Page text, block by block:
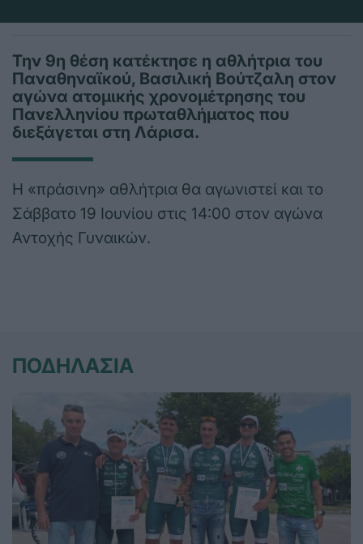
Την 9η θέση κατέκτησε η αθλήτρια του
Παναθηναϊκού, Βασιλική Βούτζαλη στον
αγώνα ατομικής χρονομέτρησης του
Πανελληνίου πρωταθλήματος που
διεξάγεται στη Λάρισα.
Η «πράσινη» αθλήτρια θα αγωνιστεί και το
Σάββατο 19 Ιουνίου στις 14:00 στον αγώνα
Αντοχής Γυναικών.
ΠΟΔΗΛΑΣΙΑ